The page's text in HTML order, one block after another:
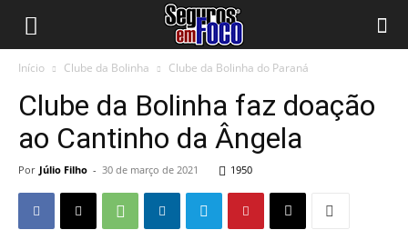
Início Clube da Bolinha Clube da Bolinha do Paraná
Clube da Bolinha faz doação
ao Cantinho da Ângela
Por Júlio Filho - 30 de março de 2021 1950